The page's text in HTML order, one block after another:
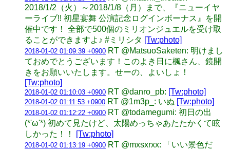
2018/1/2（火）～2018/1/8（月）まで、『ニューイヤ
ーライブ!! 初星宴舞 公演記念ログインボーナス』を開
催中です！ 全部で500個のミリオンジュエルを受け取
ることができますよ♪ #ミリシタ [Tw:photo]
2018-01-02 01:09:39 +0900 RT @MatsuoSaketen: 明けまし
ておめでとうございます！このよき日に楓さん、鏡開
きをお願いいたします。せーの、よいしょ！
[Tw:photo]
2018-01-02 01:10:03 +0900 RT @danro_pb: [Tw:photo]
2018-01-02 01:11:53 +0900 RT @1m3p_: いぬ [Tw:photo]
2018-01-02 01:12:22 +0900 RT @todamegumi: 初日の出
(*'ω'*) 初めて見たけど、太陽めっちゃあたたかくて眩
しかった！！
[Tw:photo]
2018-01-02 01:13:19 +0900 RT @mxsxrxx: 「いい景色だ